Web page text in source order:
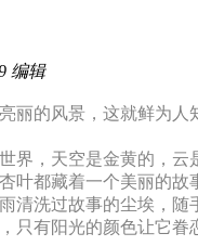
编辑
丽的风景，这就鲜为
，天空是金黄的，云
叶都藏着一个美丽的
洗过故事的尘埃，随
只有阳光的颜色让它